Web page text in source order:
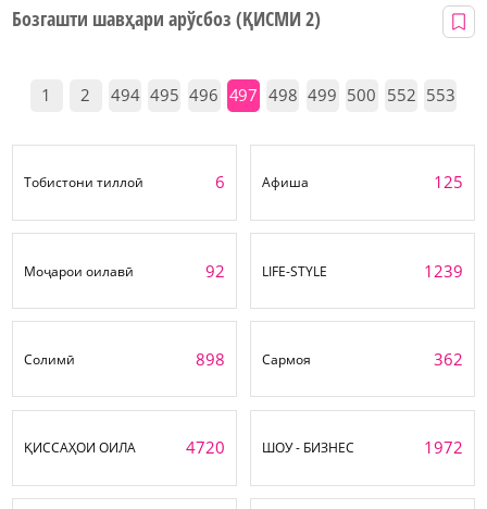
Бозгашти шавҳари арўсбоз (ҚИСМИ 2)
1 2 494 495 496 497 498 499 500 552 553
Тобистони тиллоӣ 6 Афиша 125
Моҷарои оилавӣ 92 LIFE-STYLE 1239
Солимӣ 898 Сармоя 362
ҚИССАҲОИ ОИЛА 4720 ШОУ - БИЗНЕС 1972